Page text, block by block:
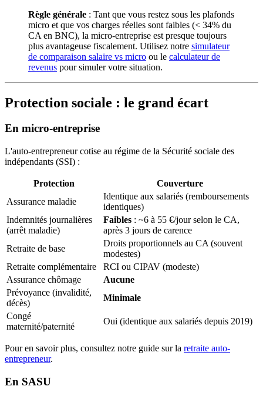
Règle générale : Tant que vous restez sous les plafonds
micro et que vos charges réelles sont faibles (< 34% du
CA en BNC), la micro-entreprise est presque toujours
plus avantageuse fiscalement. Utilisez notre simulateur
de comparaison salaire vs micro ou le calculateur de
revenus pour simuler votre situation.
Protection sociale : le grand écart
En micro-entreprise
L'auto-entrepreneur cotise au régime de la Sécurité sociale des
indépendants (SSI) :
Protection
Couverture
Assurance maladie
Identique aux salariés (remboursements
identiques)
Indemnités journalières
(arrêt maladie)
Faibles : ~6 à 55 €/jour selon le CA,
après 3 jours de carence
Retraite de base
Droits proportionnels au CA (souvent
modestes)
Retraite complémentaire
RCI ou CIPAV (modeste)
Assurance chômage
Aucune
Prévoyance (invalidité,
décès)
Minimale
Congé
maternité/paternité
Oui (identique aux salariés depuis 2019)
Pour en savoir plus, consultez notre guide sur la retraite auto-
entrepreneur.
En SASU